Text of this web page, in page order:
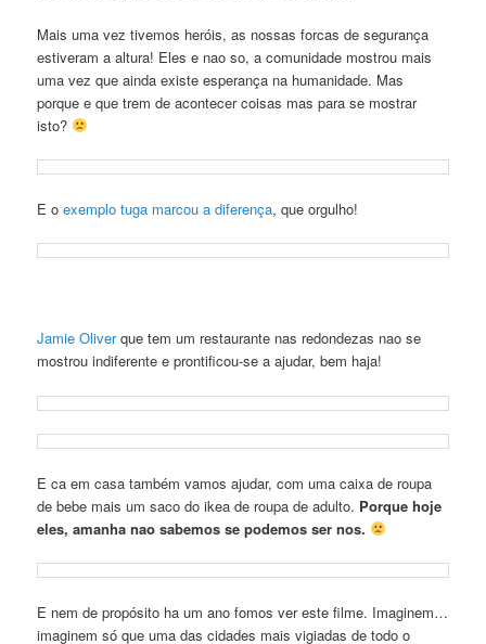
Mais uma vez tivemos heróis, as nossas forcas de segurança
estiveram a altura! Eles e nao so, a comunidade mostrou mais
uma vez que ainda existe esperança na humanidade. Mas
porque e que trem de acontecer coisas mas para se mostrar
isto?
E oexemplo tuga marcou a diferença, que orgulho!
Jamie Oliverque tem um restaurante nas redondezas nao se
mostrou indiferente e prontificou-se a ajudar, bem haja!
E ca em casa também vamos ajudar, com uma caixa de roupa
de bebe mais um saco do ikea de roupa de adulto. Porque hoje
eles, amanha nao sabemos se podemos ser nos.
E nem de propósito ha um ano fomos ver este filme. Imaginem…
imaginem só que uma das cidades mais vigiadas de todo o